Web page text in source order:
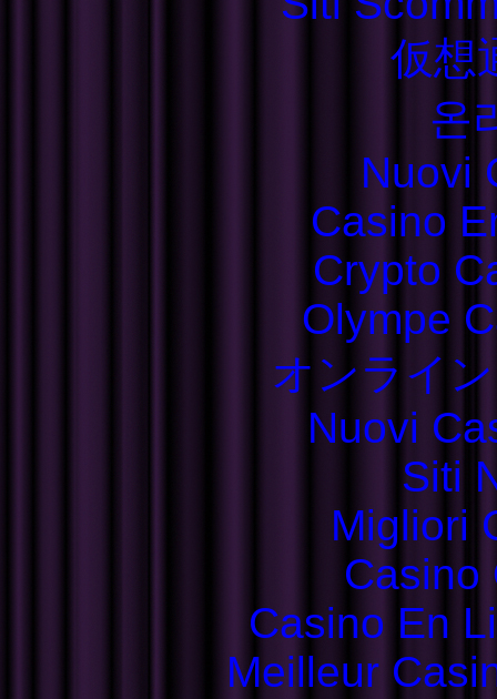
仮想
온
Nuovi
Casino
Crypto
Olympe
オンライ
Nuovi
Siti
Migliori
Casino
Casino En
Meilleur